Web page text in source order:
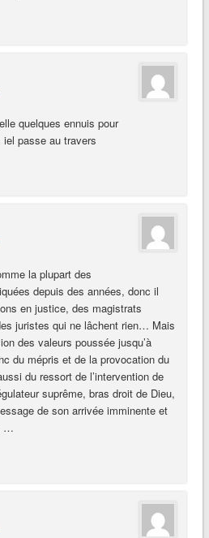
quelques ennuis pour
passe au travers
la plupart des
depuis des années, donc il
en justice, des magistrats
juristes qui ne lâchent rien… Mais
des valeurs poussée jusqu’à
du mépris et de la provocation du
du ressort de l’intervention de
suprême, bras droit de Dieu,
de son arrivée imminente et
…